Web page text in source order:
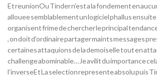
Et reunionOu Tinder n’est a la fondement en
allouee semblablement un logiciel phallus
organisent frime de chercher le principal
, on doit d’ordinaire partager maints messages
certaines attaquions de la demoiselle tout en
challenge abominable… Je avilit du importance
l’inverseEt La selection represente absolu puis